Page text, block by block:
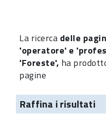
La ricerca delle
'operatore' e
'Foreste', ha
pagine
Raffina i risultati